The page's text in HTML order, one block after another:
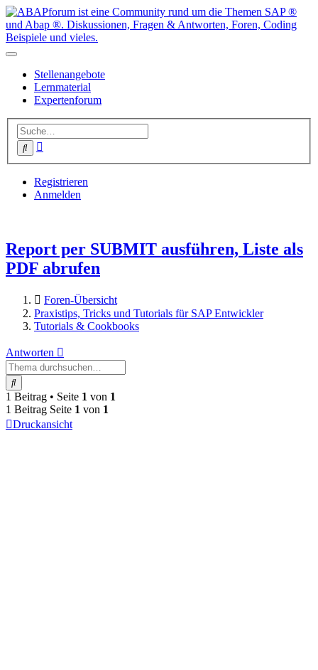
Stellenangebote
Lernmaterial
Expertenforum
Suche
Registrieren
Anmelden
Report per SUBMIT ausführen, Liste als
PDF abrufen
Foren-Übersicht
Praxistips, Tricks und Tutorials für SAP Entwickler
Tutorials & Cookbooks
Antworten
Suche
1 Beitrag • Seite 1 von 1
1 Beitrag Seite 1 von 1
Druckansicht